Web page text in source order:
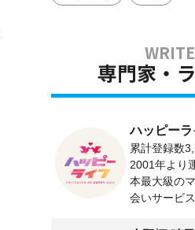
専門家・
ハッピー
累計登録数
2001年より
本最大級の
会いサービ